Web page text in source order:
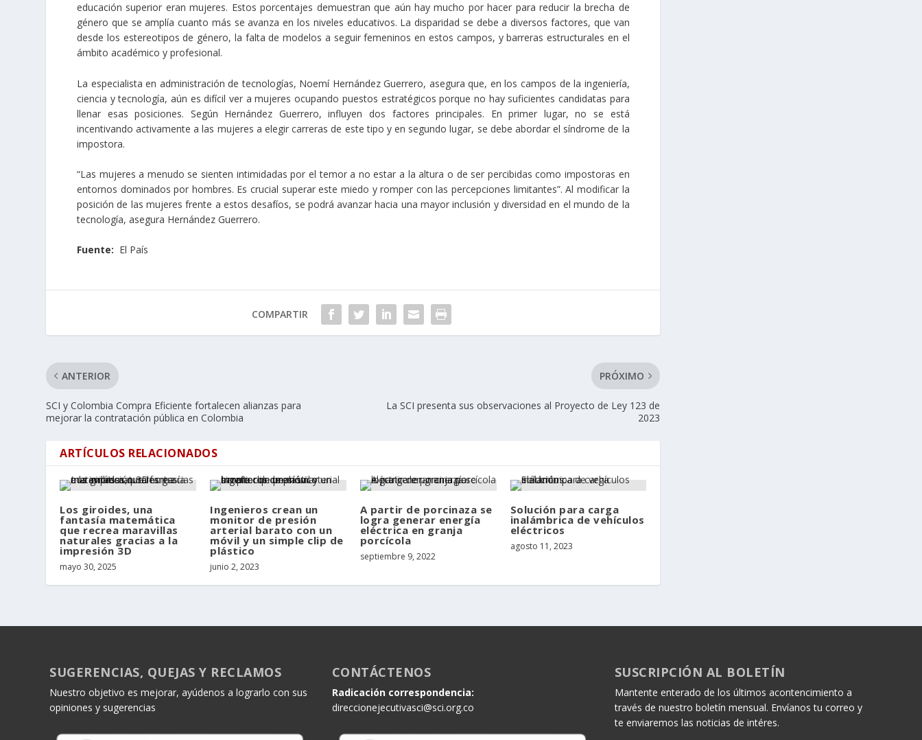
educación superior eran mujeres. Estos porcentajes demuestran que aún hay mucho por hacer para reducir la brecha de
género que se amplía cuanto más se avanza en los niveles educativos. La disparidad se debe a diversos factores, que van
desde los estereotipos de género, la falta de modelos a seguir femeninos en estos campos, y barreras estructurales en el
ámbito académico y profesional.
La especialista en administración de tecnologías, Noemí Hernández Guerrero, asegura que, en los campos de la ingeniería,
ciencia y tecnología, aún es difícil ver a mujeres ocupando puestos estratégicos porque no hay suficientes candidatas para
llenar esas posiciones. Según Hernández Guerrero, influyen dos factores principales. En primer lugar, no se está
incentivando activamente a las mujeres a elegir carreras de este tipo y en segundo lugar, se debe abordar el síndrome de la
impostora.
“Las mujeres a menudo se sienten intimidadas por el temor a no estar a la altura o de ser percibidas como impostoras en
entornos dominados por hombres. Es crucial superar este miedo y romper con las percepciones limitantes”. Al modificar la
posición de las mujeres frente a estos desafíos, se podrá avanzar hacia una mayor inclusión y diversidad en el mundo de la
tecnología, asegura Hernández Guerrero.
Fuente: El País
COMPARTIR
ANTERIOR
SCI y Colombia Compra Eficiente fortalecen alianzas para
mejorar la contratación pública en Colombia
PRÓXIMO
La SCI presenta sus observaciones al Proyecto de Ley 123 de
2023
ARTÍCULOS RELACIONADOS
Los giroides, una
fantasía matemática
que recrea maravillas
naturales gracias a la
impresión 3D
mayo 30, 2025
Ingenieros crean un
monitor de presión
arterial barato con un
móvil y un simple clip de
plástico
junio 2, 2023
A partir de porcinaza se
logra generar energía
eléctrica en granja
porcícola
septiembre 9, 2022
Solución para carga
inalámbrica de vehículos
eléctricos
agosto 11, 2023
SUGERENCIAS, QUEJAS Y RECLAMOS
Nuestro objetivo es mejorar, ayúdenos a lograrlo con sus
opiniones y sugerencias
CONTÁCTENOS
Radicación correspondencia:
direccionejecutivasci@sci.org.co
SUSCRIPCIÓN AL BOLETÍN
Mantente enterado de los últimos acontencimiento a
través de nuestro boletín mensual. Envíanos tu correo y
te enviaremos las noticias de intéres.